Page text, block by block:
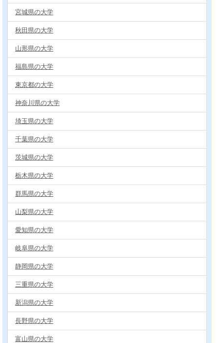
宮城県の大学
秋田県の大学
山形県の大学
福島県の大学
東京都の大学
神奈川県の大学
埼玉県の大学
千葉県の大学
茨城県の大学
栃木県の大学
群馬県の大学
山梨県の大学
愛知県の大学
岐阜県の大学
静岡県の大学
三重県の大学
新潟県の大学
長野県の大学
富山県の大学